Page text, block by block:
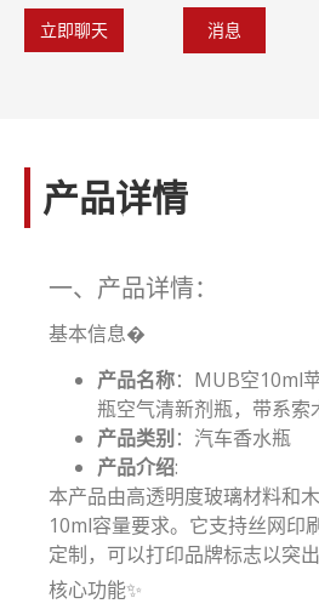
立即聊天 消息
产品详情
一、产品详情：
基本信息�
产品名称：MUB空10ml
瓶空气清新剂瓶，带系索
产品类别 ：汽车香水瓶
产品介绍:
本产品由高透明度玻璃材料和
10ml容量要求。它支持丝网印
定制，可以打印品牌标志以突出
核心功能✨